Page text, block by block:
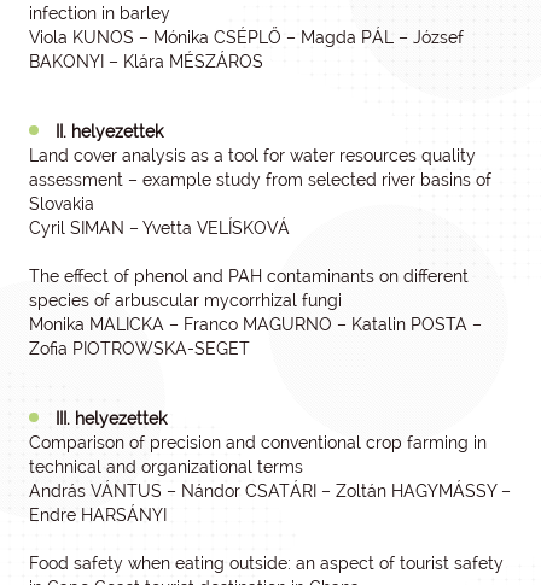
infection in barley
Viola KUNOS – Mónika CSÉPLŐ – Magda PÁL – József
BAKONYI – Klára MÉSZÁROS
II. helyezettek
Land cover analysis as a tool for water resources quality
assessment – example study from selected river basins of
Slovakia
Cyril SIMAN – Yvetta VELÍSKOVÁ
The effect of phenol and PAH contaminants on different
species of arbuscular mycorrhizal fungi
Monika MALICKA – Franco MAGURNO – Katalin POSTA –
Zofia PIOTROWSKA-SEGET
III. helyezettek
Comparison of precision and conventional crop farming in
technical and organizational terms
András VÁNTUS – Nándor CSATÁRI – Zoltán HAGYMÁSSY –
Endre HARSÁNYI
Food safety when eating outside: an aspect of tourist safety